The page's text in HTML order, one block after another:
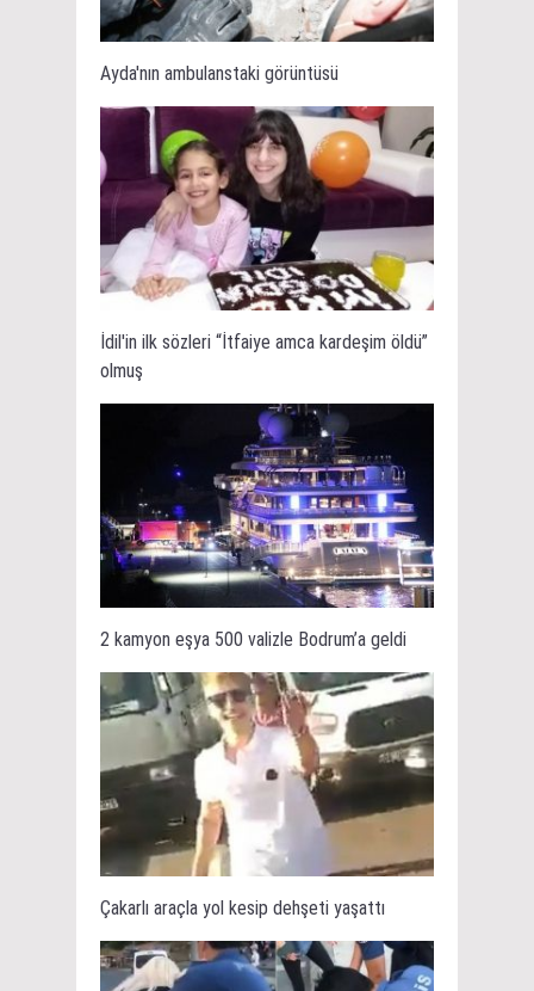
Ayda'nın ambulanstaki görüntüsü
İdil'in ilk sözleri “İtfaiye amca kardeşim öldü”
olmuş
2 kamyon eşya 500 valizle Bodrum’a geldi
Çakarlı araçla yol kesip dehşeti yaşattı